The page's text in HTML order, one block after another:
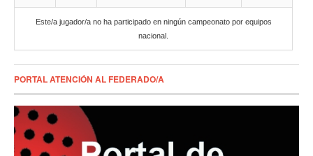
Este/a jugador/a no ha participado en ningún campeonato por equipos
nacional.
PORTAL ATENCIÓN AL FEDERADO/A